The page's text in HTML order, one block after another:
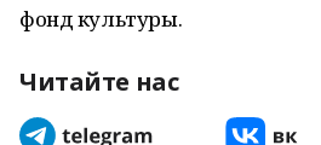
фонд культуры.
Читайте нас